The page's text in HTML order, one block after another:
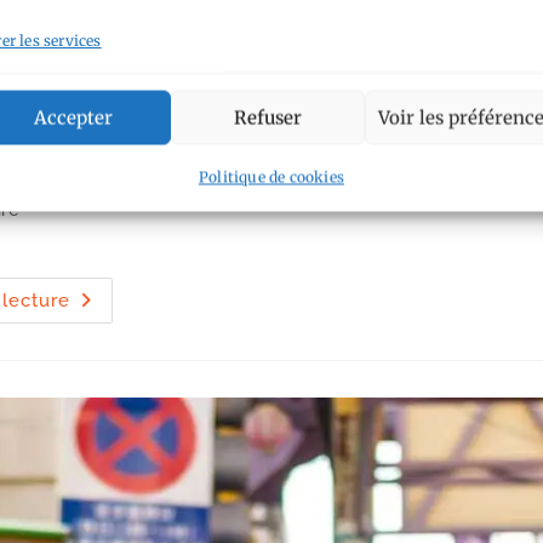
les services
Accepter Refuser Voir les
Politique de cookies
Taïwan
/
visiter
Tainan
?